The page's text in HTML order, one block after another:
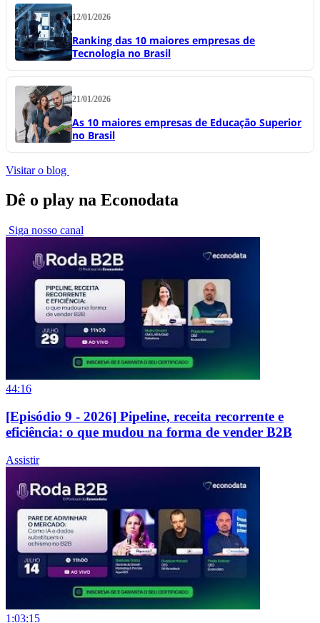
12/01/2026
Ranking das 10 maiores empresas de
Tecnologia no Brasil
21/01/2026
As 10 maiores empresas de Educação Superior
no Brasil
Visitar o blog
Dê o play na Econodata
Siga nosso canal
44:16
[Episódio 9 - 2026] Pipeline, receita recorrente e
eficiência: o que mudou na forma de vender B2B
Assistir
1:03:15